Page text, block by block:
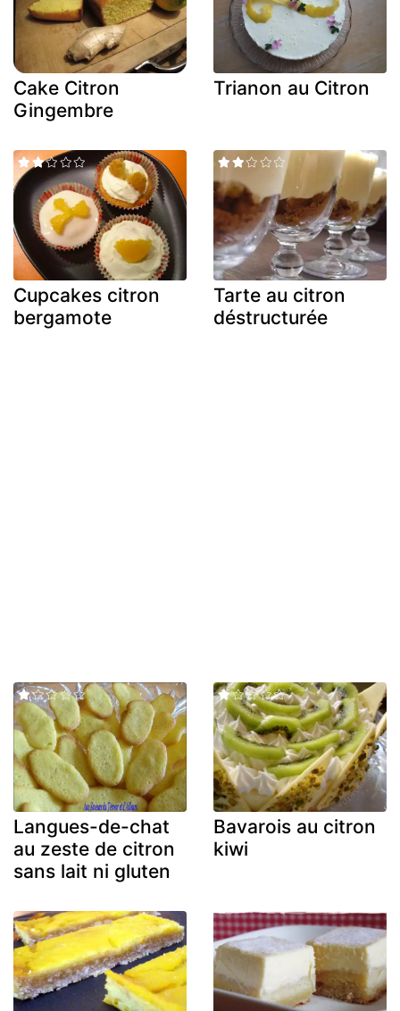
Cake Citron
Gingembre
Trianon au Citron
Cupcakes citron
bergamote
Tarte au citron
déstructurée
Langues-de-chat
au zeste de citron
sans lait ni gluten
Bavarois au citron
kiwi